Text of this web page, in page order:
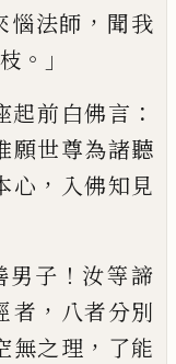
惱法師 ， 聞我
。」
起前 白佛言 ：
願世尊為諸聽
心 ， 入佛知見
男子 ！ 汝等諦
者 ， 八者分別
無之理 ， 了能